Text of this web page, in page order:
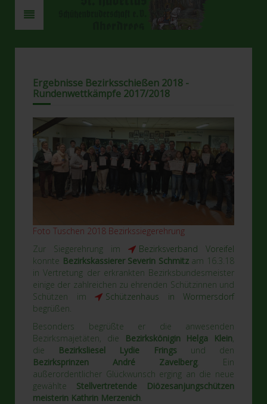
Ergebnisse Bezirksschießen 2018 -
Rundenwettkämpfe 2017/2018
Foto Tuschen 2018 Bezirkssiegerehrung
Zur Siegerehrung im
Bezirksverband Voreifel
konnte Bezirkskassierer Severin Schmitzam 16.3.18
in Vertretung der erkrankten Bezirks­bundesmeister
einige der zahlreichen zu ehrenden Schützinnen und
Schützen im
Schützenhaus in Wormersdorf
begrüßen.
Besonders begrüßte er die anwesenden
Bezirksmajetäten, die
Bezirkskönigin Helga Klein
die Bezirksliesel Lydie Frings und den
Bezirksprinzen André Zavelberg. Ein
außerordentlicher Glückwunsch erging an die neue
gewählte Stellvertretende Diözesan­jungschützen
meisterin Kathrin Merzenich